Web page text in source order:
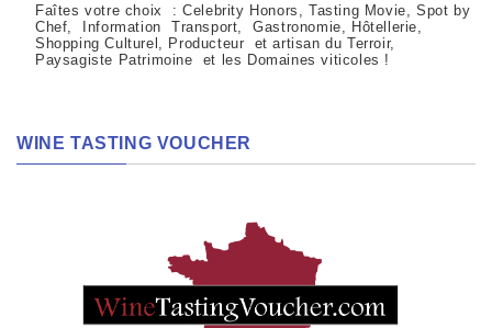
Faîtes votre choix : Celebrity Honors, Tasting Movie, Spot by
Chef, Information Transport, Gastronomie, Hôtellerie,
Shopping Culturel, Producteur et artisan du Terroir,
Paysagiste Patrimoine et les Domaines viticoles !
WINE TASTING VOUCHER